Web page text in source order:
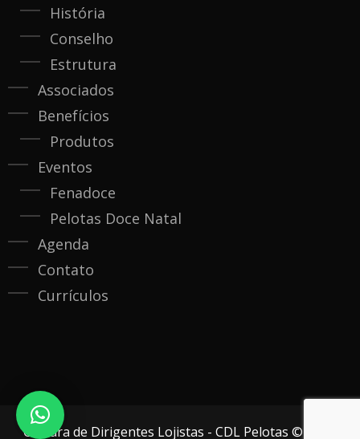
História
Conselho
Estrutura
Associados
Benefícios
Produtos
Eventos
Fenadoce
Pelotas Doce Natal
Agenda
Contato
Currículos
Câmara de Dirigentes Lojistas - CDL Pelotas © 2020.